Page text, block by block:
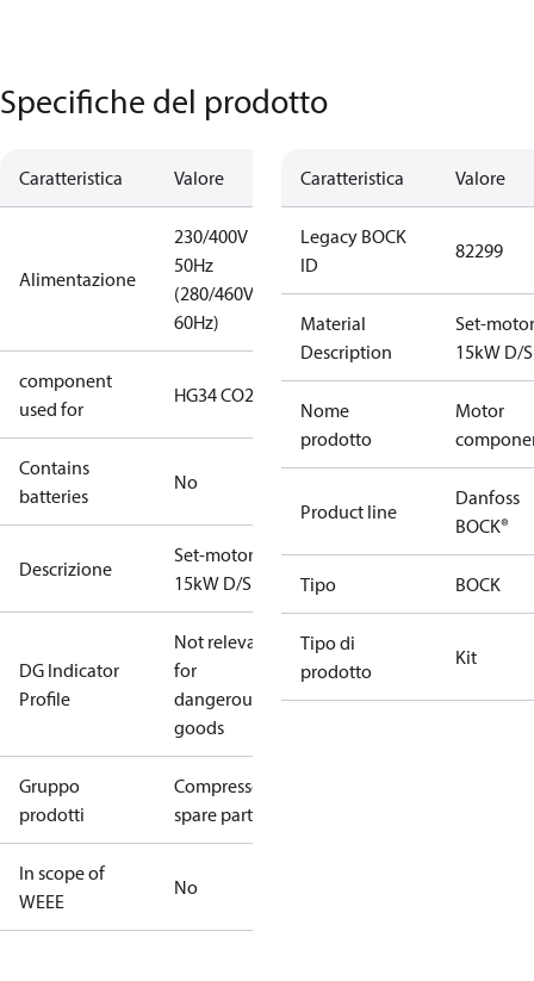
Specifiche del prodotto
Caratteristica Valore
Alimentazione
230/400V
50Hz
(280/460V
60Hz)
component
used for
HG34 CO2 T
Contains
batteries
No
Descrizione
Set-motor
15kW D/S
DG Indicator
Profile
Not relevant
for
dangerous
goods
Gruppo
prodotti
Compressors
spare parts
In scope of
WEEE
No
Caratteristica Valore
Legacy BOCK
ID
82299
Material
Description
Set-motor
15kW D/S
Nome
prodotto
Motor
Product line
Danfoss
BOCK®
Tipo BOCK
Tipo di
prodotto
Kit